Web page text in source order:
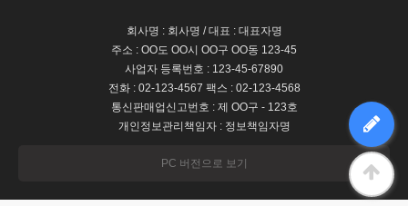
회사명 : 회사명 / 대표 : 대표자명
주소 : OO도 OO시 OO구 OO동 123-45
사업자 등록번호 : 123-45-67890
전화 : 02-123-4567 팩스 : 02-123-4568
통신판매업신고번호 : 제 OO구 - 123호
개인정보관리책임자 : 정보책임자명
PC 버전으로 보기